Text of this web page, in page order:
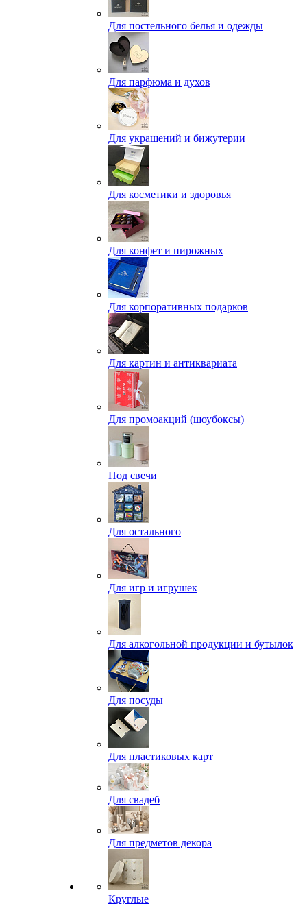
Для постельного белья и одежды
Для парфюма и духов
Для украшений и бижутерии
Для косметики и здоровья
Для конфет и пирожных
Для корпоративных подарков
Для картин и антиквариата
Для промоакций (шоубоксы)
Под свечи
Для остального
Для игр и игрушек
Для алкогольной продукции и бутылок
Для посуды
Для пластиковых карт
Для свадеб
Для предметов декора
Круглые